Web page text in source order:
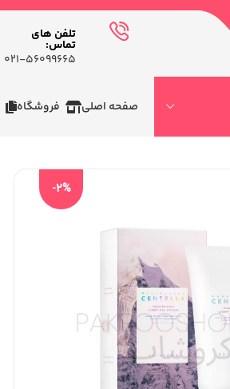
تلفن های
تماس:
56099665-٠٢١
صفحه اصلی فروشگاه
-2%